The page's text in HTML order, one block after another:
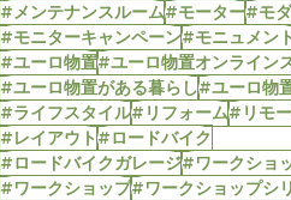
#メンテナンスルーム#モーター#モ
#モニターキャンペーン#モニュメント
#ユーロ物置#ユーロ物置オンライン
#ユーロ物置がある暮らし#ユーロ物
#ライフスタイル#リフォーム#リモ
#レイアウト#ロードバイク
#ロードバイクガレージ#ワークショ
#ワークショップ#ワークショップシ